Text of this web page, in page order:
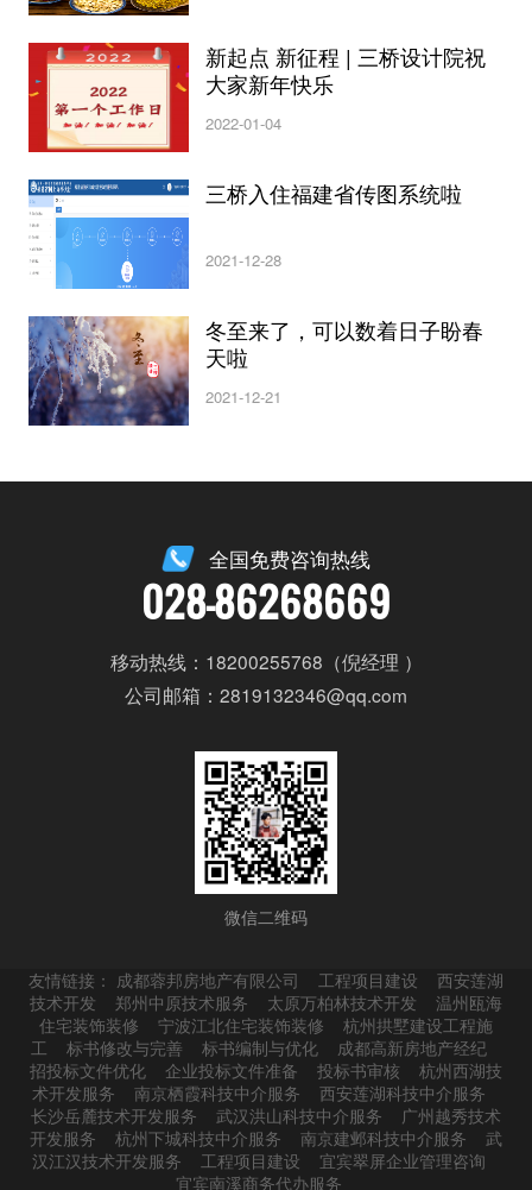
新起点 新征程 | 三桥设计院祝
大家新年快乐
2022-01-04
三桥入住福建省传图系统啦
2021-12-28
冬至来了，可以数着日子盼春
天啦
2021-12-21
全国免费咨询热线
028-86268669
移动热线：18200255768（倪经理 ）
公司邮箱：2819132346@qq.com
微信二维码
友情链接： 成都蓉邦房地产有限公司 工程项目建设
西安莲湖
技术开发
郑州中原技术服务 太原万柏林技术开发
温州瓯海
住宅装饰装修
宁波江北住宅装饰装修
杭州拱墅建设工程施
工
标书修改与完善 标书编制与优化
成都高新房地产经纪
招投标文件优化
企业投标文件准备 投标书审核
杭州西湖技
术开发服务
南京栖霞科技中介服务
西安莲湖科技中介服务
长沙岳麓技术开发服务
武汉洪山科技中介服务
广州越秀技术
开发服务
杭州下城科技中介服务 南京建邺科技中介服务
武
汉江汉技术开发服务
工程项目建设
宜宾翠屏企业管理咨询
宜宾南溪商务代办服务